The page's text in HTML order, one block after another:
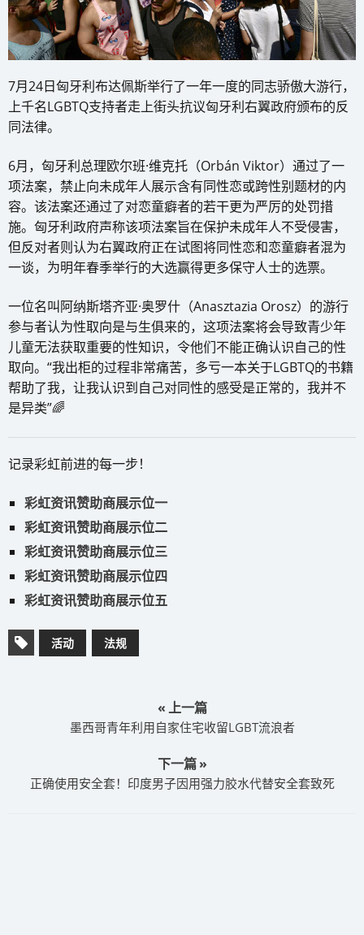
7月24日匈牙利布达佩斯举行了一年一度的同志骄傲大游行，
上千名LGBTQ支持者走上街头抗议匈牙利右翼政府颁布的反
同法律。
6月，匈牙利总理欧尔班·维克托（Orbán Viktor）通过了一
项法案，禁止向未成年人展示含有同性恋或跨性别题材的内
容。该法案还通过了对恋童癖者的若干更为严厉的处罚措
施。匈牙利政府声称该项法案旨在保护未成年人不受侵害，
但反对者则认为右翼政府正在试图将同性恋和恋童癖者混为
一谈，为明年春季举行的大选赢得更多保守人士的选票。
一位名叫阿纳斯塔齐亚·奥罗什（Anasztazia Orosz）的游行
参与者认为性取向是与生俱来的，这项法案将会导致青少年
儿童无法获取重要的性知识，令他们不能正确认识自己的性
取向。“我出柜的过程非常痛苦，多亏一本关于LGBTQ的书籍
帮助了我，让我认识到自己对同性的感受是正常的，我并不
是异类”🌈
记录彩虹前进的每一步！
彩虹资讯赞助商展示位一
彩虹资讯赞助商展示位二
彩虹资讯赞助商展示位三
彩虹资讯赞助商展示位四
彩虹资讯赞助商展示位五
活动 法规
« 上一篇
墨西哥青年利用自家住宅收留LGBT流浪者
下一篇 »
正确使用安全套！印度男子因用强力胶水代替安全套致死